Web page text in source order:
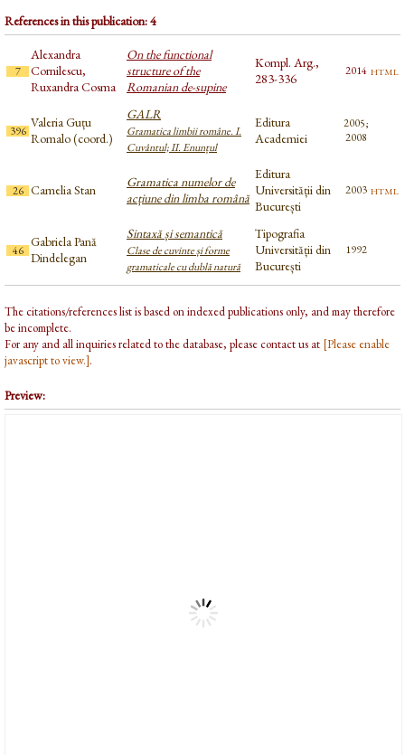
References in this publication: 4
7
Alexandra
Cornilescu,
Ruxandra Cosma
On the functional
structure of the
Romanian de-supine
Kompl. Arg.,
283-336
2014 html
396
Valeria Guțu
Romalo (coord.)
GALR
Gramatica limbii române. I.
Cuvântul; II. Enunțul
Editura
Academiei
2005;
2008
26 Camelia Stan
Gramatica numelor de
acțiune din limba română
Editura
Universității din
București
2003 html
46
Gabriela Pană
Dindelegan
Sintaxă și semantică
Clase de cuvinte și forme
gramaticale cu dublă natură
Tipografia
Universității din
București
1992
The citations/references list is based on indexed publications only, and may therefore
be incomplete.
For any and all inquiries related to the database, please contact us at [Please enable
javascript to view.].
Preview: